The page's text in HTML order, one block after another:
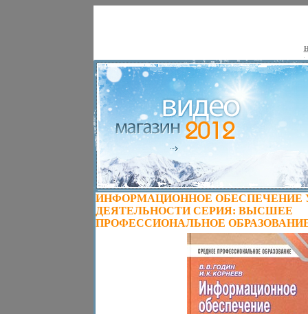
ИНФОРМАЦИОННОЕ ОБЕСПЕЧЕНИЕ
ДЕЯТЕЛЬНОСТИ СЕРИЯ: ВЫСШЕЕ
ПРОФЕССИОНАЛЬНОЕ ОБРАЗОВАНИЕ